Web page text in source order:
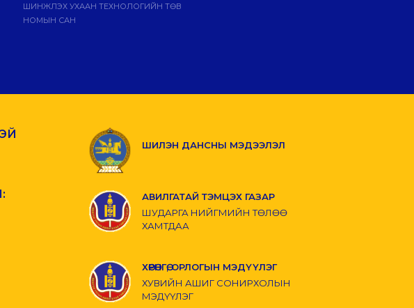
ШИНЖЛЭХ УХААН ТЕХНОЛОГИЙН ТӨВ
НОМЫН САН
ШИЛЭН ДАНСНЫ МЭДЭЭЛЭЛ
АВИЛГАТАЙ ТЭМЦЭХ ГАЗАР
ШУДАРГА НИЙГМИЙН ТӨЛӨӨ
ХАМТДАА
ХӨРӨНГӨ, ОРЛОГЫН МЭДҮҮЛЭГ
ХУВИЙН АШИГ СОНИРХОЛЫН
МЭДҮҮЛЭГ